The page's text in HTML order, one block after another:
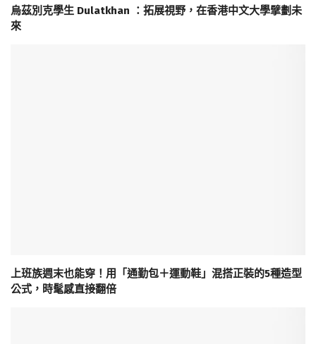
烏茲別克學生 Dulatkhan ：拓展視野，在香港中文大學擘劃未
來
上班族週末也能穿！用「通勤包＋運動鞋」混搭正裝的5種造型
公式，時髦感直接翻倍